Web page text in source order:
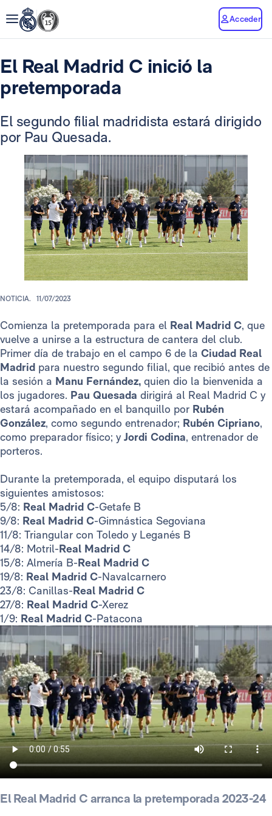
Acceder
El Real Madrid C inició la
pretemporada
El segundo filial madridista estará dirigido
por Pau Quesada.
NOTICIA. 11/07/2023
Comienza la pretemporada para el Real Madrid C, que
vuelve a unirse a la estructura de cantera del club.
Primer día de trabajo en el campo 6 de la Ciudad Real
Madrid para nuestro segundo filial, que recibió antes de
la sesión a Manu Fernández, quien dio la bienvenida a
los jugadores. Pau Quesada dirigirá al Real Madrid C y
estará acompañado en el banquillo por Rubén
González, como segundo entrenador; Rubén Cipriano​,
como preparador físico; yJordi Codina, entrenador de
porteros.
Durante la pretemporada, el equipo disputará los
siguientes amistosos:
5/8: Real Madrid C-Getafe B
9/8: Real Madrid C-Gimnástica Segoviana
11/8: Triangular con Toledo y Leganés B
14/8: Motril-Real Madrid C
15/8: Almería B-Real Madrid C
19/8: Real Madrid C-Navalcarnero
23/8: Canillas-Real Madrid C
27/8: Real Madrid C-Xerez
1/9: Real Madrid C-Patacona
El Real Madrid C arranca la pretemporada 2023-24